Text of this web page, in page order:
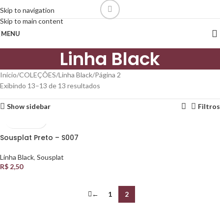
Skip to navigation
Skip to main content
MENU
Linha Black
Início COLEÇÕES Linha Black Página 2
Exibindo 13–13 de 13 resultados
Show sidebar Filtros
Sousplat Preto – S007
Linha Black, Sousplat
R$ 2,50
← 1 2